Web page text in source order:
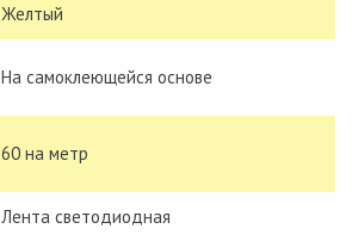
Желтый
На самоклеющейся основе
60 на метр
Лента светодиодная